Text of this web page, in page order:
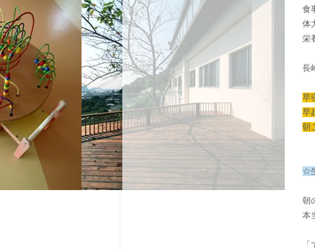
食
体
栄
長
早
早
朝
☆
朝
本